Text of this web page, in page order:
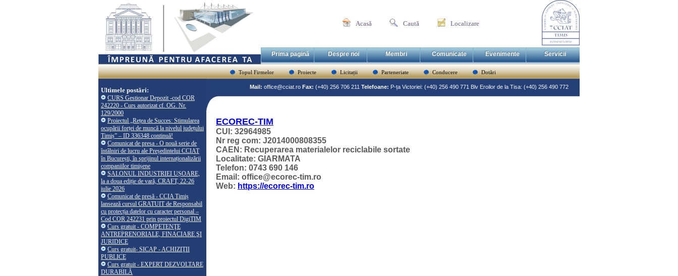
Acasă Caută Localizare
Prima pagină Despre noi Membri Comunicate Evenimente Servicii
Topul Firmelor Proiecte Licitații Parteneriate Conducere Dotări
Ultimele postări:
CURS Gestionar Depozit -cod COR
242220 - Curs autorizat cf. OG. Nr.
129/2000
Proiectul „Rețea de Succes: Stimularea
ocupării forței de muncă la nivelul județului
Timiș” – ID 336348 continuă!
Comunicat de presa - O nouă serie de
întâlniri de lucru ale Președintelui CCIAT
în București, în sprijinul internaționalizării
companiilor timișene
SALONUL INDUSTRIEI UȘOARE,
la a doua ediție de vară, CRAFT, 22-26
iulie 2026
Comunicat de presă - CCIA Timiș
lansează cursul GRATUIT de Responsabil
cu protecția datelor cu caracter personal –
Cod COR 242231 prin proiectul DigiTIM
Curs gratuit - COMPETENŢE
ANTREPRENORIALE, FINACIARE ŞI
JURIDICE
Curs gratuit- SICAP - ACHIZIŢII
PUBLICE
Curs gratuit - EXPERT DEZVOLTARE
DURABILĂ
Mail: office@cciat.ro Fax: (+40) 256 706 211 Telefoane: P-ța Victoriei: (+40) 256 490 771 Blv Eroilor de la Tisa: (+40) 256 490 772
ECOREC-TIM
CUI: 32964985
Nr reg com: J2014000808355
CAEN: Recuperarea materialelor reciclabile sortate
Localitate: GIARMATA
Telefon: 0743 690 146
Email: office@ecorec-tim.ro
Web: https://ecorec-tim.ro